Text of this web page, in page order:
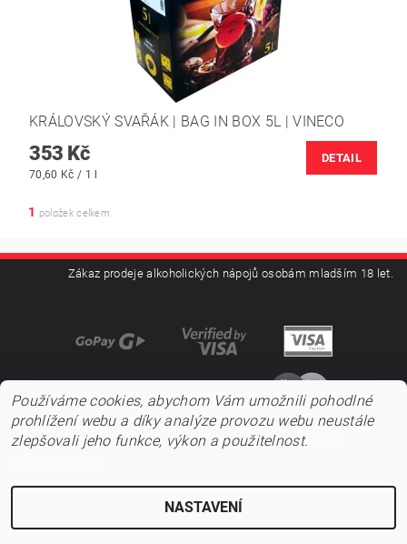
KRÁLOVSKÝ SVAŘÁK | BAG IN BOX 5L | VINECO
353 Kč
70,60 Kč / 1 l
DETAIL
1 položek celkem
Zákaz prodeje alkoholických nápojů osobám mladším 18 let.
2026 ©Pojďnavíno.cz, všechna práva vyhrazena
Používáme cookies, abychom Vám umožnili pohodlné
prohlížení webu a díky analýze provozu webu neustále
zlepšovali jeho funkce, výkon a použitelnost.
NASTAVENÍ